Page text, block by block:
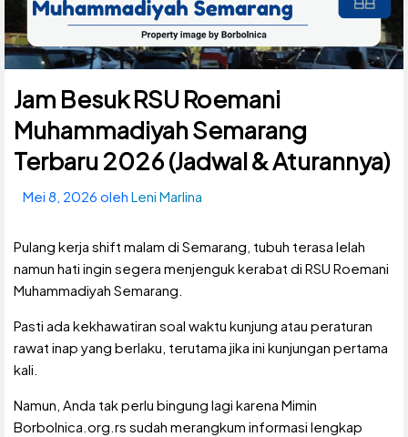
Jam Besuk RSU Roemani
Muhammadiyah Semarang
Terbaru 2026 (Jadwal & Aturannya)
Mei 8, 2026 oleh Leni Marlina
Pulang kerja shift malam di Semarang, tubuh terasa lelah
namun hati ingin segera menjenguk kerabat di RSU Roemani
Muhammadiyah Semarang.
Pasti ada kekhawatiran soal waktu kunjung atau peraturan
rawat inap yang berlaku, terutama jika ini kunjungan pertama
kali.
Namun, Anda tak perlu bingung lagi karena Mimin
Borbolnica.org.rs sudah merangkum informasi lengkap